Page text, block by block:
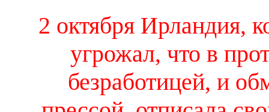
2 октября Ирландия,
угрожал, что в
безработицей, и